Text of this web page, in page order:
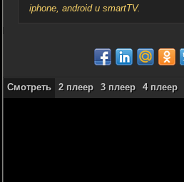
iphone, android и smartTV.
Смотреть 2 плеер 3 плеер 4 плеер